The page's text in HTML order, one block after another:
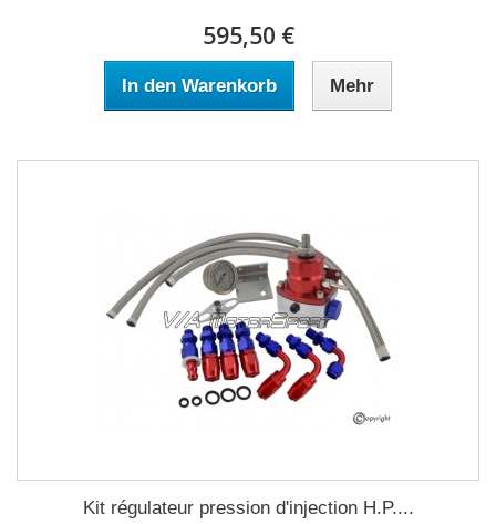
595,50 €
In den Warenkorb Mehr
Kit régulateur pression d'injection H.P....